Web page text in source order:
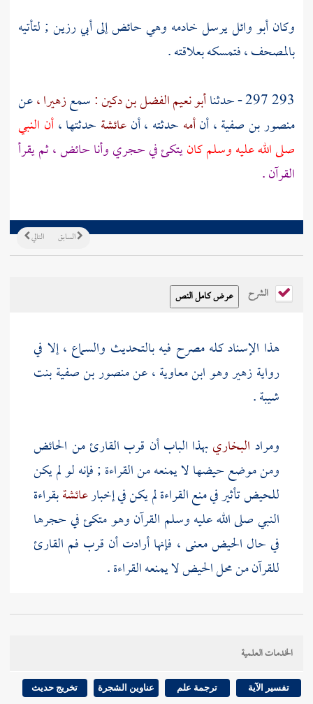
وكان أبو وائل يرسل خادمه وهي حائض إلىأبي رزين ; لتأتيه
بالمصحف ، فتمسكه بعلاقته .
293 297 - حدثنا
أبو نعيم الفضل بن دكين :سمعزهيرا ،عن
منصور بن صفية ،أنأمه حدثته ، أنعائشة حدثتها ،أن النبي
صلى الله عليه وسلم كانيتكئ في حجري وأنا حائض ، ثم يقرأ
القرآن .
التالي السابق
الشرح
هذا الإسناد كله مصرح فيه بالتحديث والسماع ، إلا في
روايةزهير وهو ابن معاوية، عنمنصور بن صفية بنت
شيبة.
ومراد البخاريبهذا الباب أن قرب القارئ من الحائض
ومن موضع حيضها لا يمنعه من القراءة ; فإنه لو لم يكن
للحيض تأثير في منع القراءة لم يكن في إخبارعائشةبقراءة
النبي صلى الله عليه وسلم القرآن وهو متكئ في حجرها
في حال الحيض معنى ، فإنها أرادت أن قرب فم القارئ
للقرآن من محل الحيض لا يمنعه القراءة .
وقد زعم بعضهم أن في الحديث دلالة على أن الحيض
نفسه غير مانع من القراءة ، ولا يصح ذلك ، إنما مراد
أن قرب الطاهر من الحائض لا يمنع القراءة .الخدمات العلمية
تفسير الآية ترجمة علم عناوين الشجرة تخريج حديث